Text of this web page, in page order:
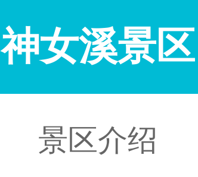
神女溪景区
景区介绍